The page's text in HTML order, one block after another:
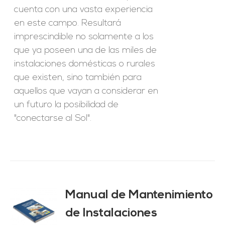
cuenta con una vasta experiencia
en este campo. Resultará
imprescindible no solamente a los
que ya poseen una de las miles de
instalaciones domésticas o rurales
que existen, sino también para
aquellos que vayan a considerar en
un futuro la posibilidad de
"conectarse al Sol".
Manual de Mantenimiento
de Instalaciones